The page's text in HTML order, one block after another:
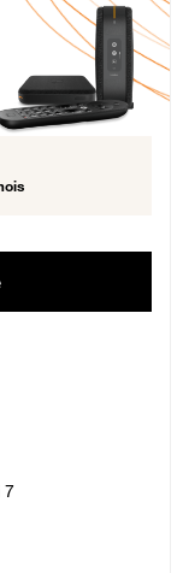
mois, Engagement 12 mois
7